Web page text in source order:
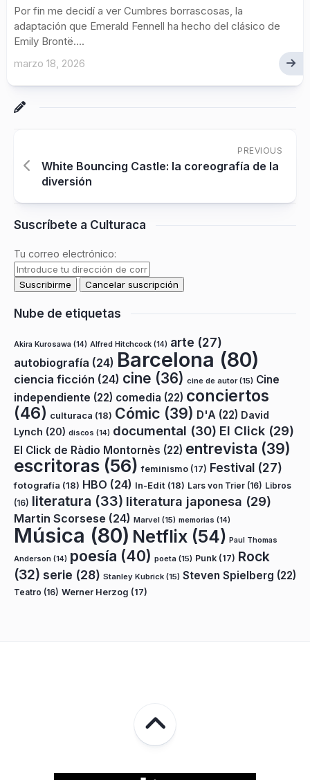
Por fin me decidí a ver Cumbres borrascosas, la
adaptación que Emerald Fennell ha hecho del clásico de
Emily Brontë....
marzo 18, 2026
PREVIOUS
White Bouncing Castle: la coreografía de la
diversión
Suscríbete a Culturaca
Tu correo electrónico:
Nube de etiquetas
Akira Kurosawa (14) Alfred Hitchcock (14) arte (27)
autobiografía (24) Barcelona (80)
ciencia ficción (24) cine (36) cine de autor(15) Cine
independiente (22) comedia (22) conciertos
(46) culturaca (18) Cómic (39) D'A (22) David
Lynch (20) discos (14) documental (30) El Click (29)
El Click de Ràdio Montornès (22) entrevista (39)
escritoras (56) feminismo (17) Festival (27)
fotografía (18) HBO (24) In-Edit (18) Lars von Trier (16) Libros
(16) literatura (33) literatura japonesa (29)
Martin Scorsese (24) Marvel (15) memorias (14)
Música (80) Netflix (54) Paul Thomas
Anderson (14) poesía (40) poeta (15) Punk (17) Rock
(32) serie (28) Stanley Kubrick (15) Steven Spielberg (22)
Teatro (16) Werner Herzog (17)